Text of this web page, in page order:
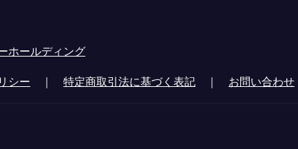
ホールディング
シー ｜ 特定商取引法に基づく表記 ｜ お問い合わせ